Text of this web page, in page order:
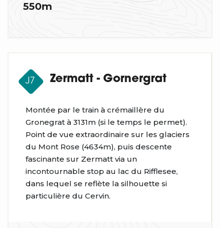
550m
J7 Zermatt - Gornergrat
Montée par le train à crémaillère du
Gronegrat à 3131m (si le temps le permet).
Point de vue extraordinaire sur les glaciers
du Mont Rose (4634m), puis descente
fascinante sur Zermatt via un
incontournable stop au lac du Rifflesee,
dans lequel se reflète la silhouette si
particulière du Cervin.